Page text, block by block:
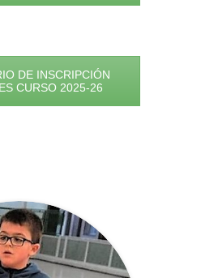
DE INSCRIPCIÓN
CURSO 2025-26